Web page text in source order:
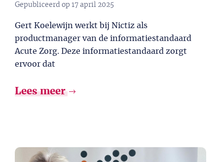
Gepubliceerd op 17 april 2025
Gert Koelewijn werkt bij Nictiz als
productmanager van de informatiestandaard
Acute Zorg. Deze informatiestandaard zorgt
ervoor dat
Lees meer